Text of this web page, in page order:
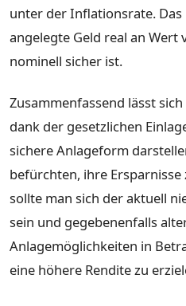
unter der Inflationsrate. Das
angelegte Geld real an Wert
nominell sicher ist.
Zusammenfassend lässt
dank der gesetzlichen
sichere Anlageform
befürchten, ihre
sollte man sich der aktuell
sein und gegebenenfalls
Anlagemöglichkeiten in
eine höhere Rendite zu